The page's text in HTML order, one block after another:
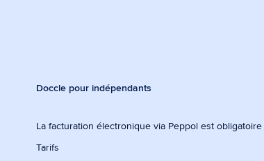
Doccle pour indépendants
La facturation électronique via Peppol est
Tarifs